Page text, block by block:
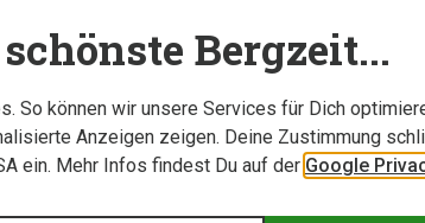
Bergzeit...
So können wir unsere Services für Dich
Anzeigen zeigen. Deine Zustimmung
ein. Mehr Infos findest Du auf der Google